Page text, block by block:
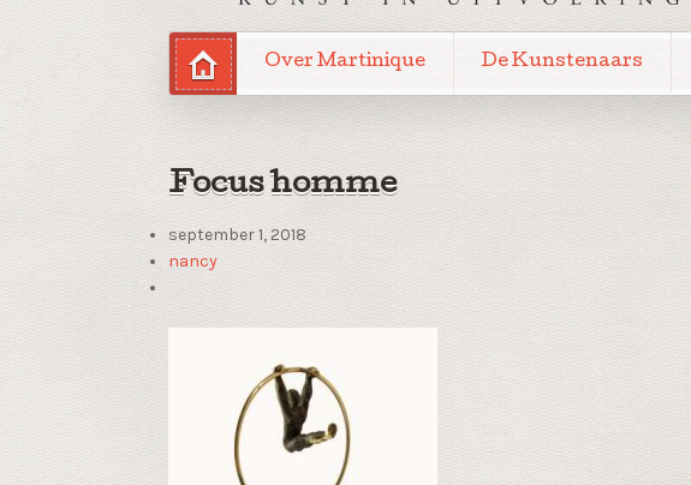
Over Martinique De Kunstenaars
Focus homme
september 1, 2018
nancy